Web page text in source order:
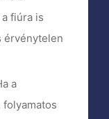
fiúra is
érvénytelen
a